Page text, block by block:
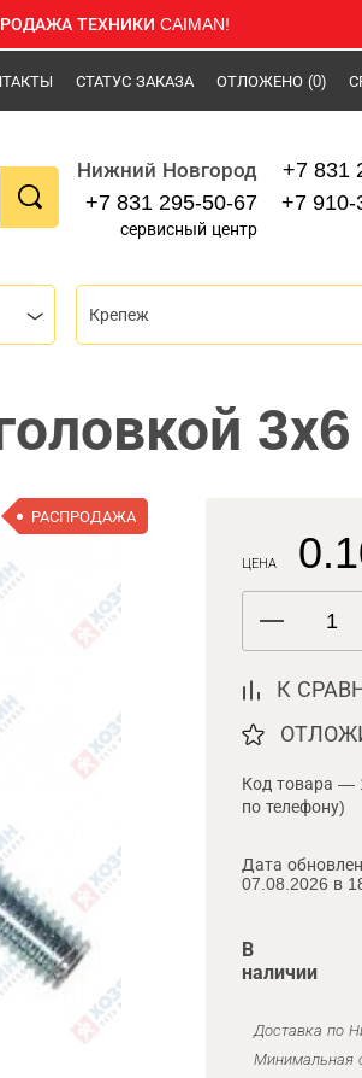
ТЕХНИКИ CAIMAN!
СТАТУС ЗАКАЗА ОТЛОЖЕНО (0)
Нижний Новгород
+7 831 295-50-67
сервисный центр
+7 831
+7 910-
Крепеж
РАСПРОДАЖА
ЦЕНА
К
Код товара —
по телефону)
Дата
07.08.2026 в
В
наличии
Доставка по
Минимальная